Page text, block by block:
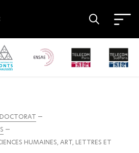
DOCTORAT
HUMAINES, ART, LETTRES ET